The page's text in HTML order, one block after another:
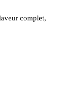
complet,